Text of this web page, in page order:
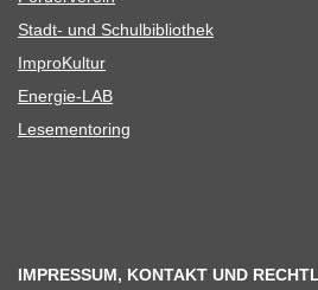
Stadt- und Schulbibliothek
Impro­Kul­tur
Ener­­gie-LAB
Lese­men­to­ring
IMPRESSUM, KONTAKT UND